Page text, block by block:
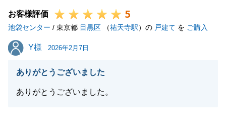
お客様評価 5
池袋センター / 東京都 目黒区 （祐天寺駅）の 戸建て を ご購入
Y様
Y様 2026年2月7日
ありがとうございました
ありがとうございました。